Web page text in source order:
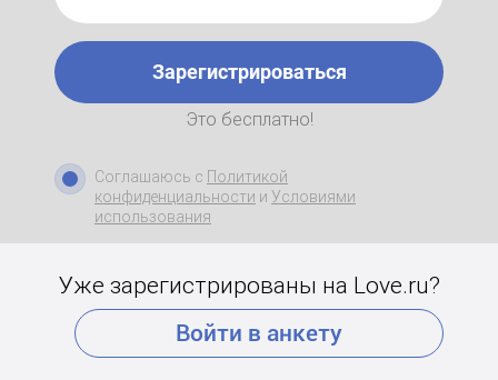
Зарегистрироваться
Это бесплатно!
Соглашаюсь с Политикой
конфиденциальности и Условиями
использования
Уже зарегистрированы на Love.ru?
Войти в анкету